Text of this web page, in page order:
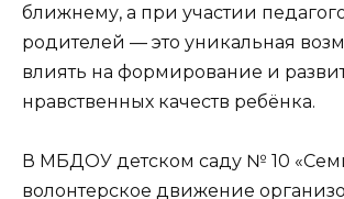
ближнему, а при участии
родителей — это уникальная
влиять на формирование и
нравственных качеств ребёнка.
В МБДОУ детском саду № 10
волонтерское движение